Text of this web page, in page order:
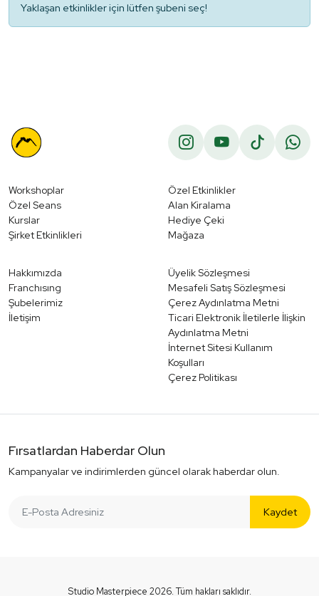
Yaklaşan etkinlikler için lütfen şubeni seç!
Workshoplar
Özel Seans
Kurslar
Şirket Etkinlikleri
Özel Etkinlikler
Alan Kiralama
Hediye Çeki
Mağaza
Hakkımızda
Franchısıng
Şubelerimiz
İletişim
Üyelik Sözleşmesi
Mesafeli Satış Sözleşmesi
Çerez Aydınlatma Metni
Ticari Elektronik İletilerle İlişkin
Aydınlatma Metni
İnternet Sitesi Kullanım
Koşulları
Çerez Politikası
Fırsatlardan Haberdar Olun
Kampanyalar ve indirimlerden güncel olarak haberdar olun.
Kaydet
Studio Masterpiece 2026. Tüm hakları saklıdır.